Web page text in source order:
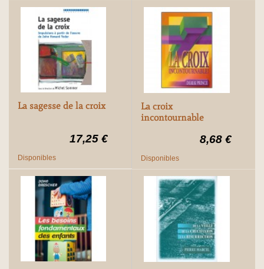
La sagesse de la croix
17,25 €
Disponibles
La croix
incontournable
8,68 €
Disponibles